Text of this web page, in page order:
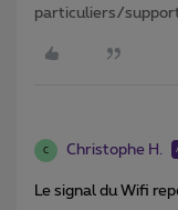
particuliers/
C Christophe H.
Le signal du Wifi